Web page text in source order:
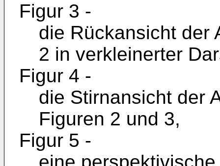
Figur 3 -
die Rückansicht der
2 in verkleinerter
Figur 4 -
die Stirnansicht der
Figuren 2 und 3,
Figur 5 -